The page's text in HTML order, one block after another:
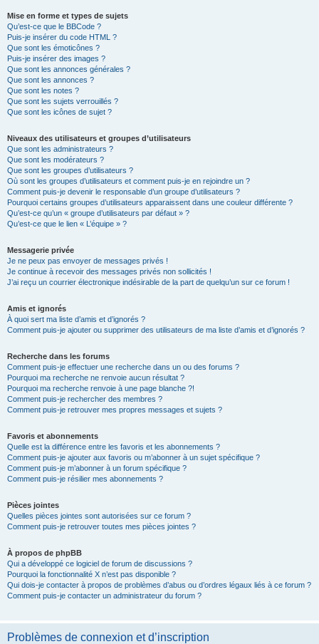
Mise en forme et types de sujets
Qu’est-ce que le BBCode ?
Puis-je insérer du code HTML ?
Que sont les émoticônes ?
Puis-je insérer des images ?
Que sont les annonces générales ?
Que sont les annonces ?
Que sont les notes ?
Que sont les sujets verrouillés ?
Que sont les icônes de sujet ?
Niveaux des utilisateurs et groupes d’utilisateurs
Que sont les administrateurs ?
Que sont les modérateurs ?
Que sont les groupes d’utilisateurs ?
Où sont les groupes d’utilisateurs et comment puis-je en rejoindre un ?
Comment puis-je devenir le responsable d’un groupe d’utilisateurs ?
Pourquoi certains groupes d’utilisateurs apparaissent dans une couleur différente ?
Qu’est-ce qu’un « groupe d’utilisateurs par défaut » ?
Qu’est-ce que le lien « L’équipe » ?
Messagerie privée
Je ne peux pas envoyer de messages privés !
Je continue à recevoir des messages privés non sollicités !
J’ai reçu un courrier électronique indésirable de la part de quelqu’un sur ce forum !
Amis et ignorés
À quoi sert ma liste d’amis et d’ignorés ?
Comment puis-je ajouter ou supprimer des utilisateurs de ma liste d’amis et d’ignorés ?
Recherche dans les forums
Comment puis-je effectuer une recherche dans un ou des forums ?
Pourquoi ma recherche ne renvoie aucun résultat ?
Pourquoi ma recherche renvoie à une page blanche ?!
Comment puis-je rechercher des membres ?
Comment puis-je retrouver mes propres messages et sujets ?
Favoris et abonnements
Quelle est la différence entre les favoris et les abonnements ?
Comment puis-je ajouter aux favoris ou m’abonner à un sujet spécifique ?
Comment puis-je m’abonner à un forum spécifique ?
Comment puis-je résilier mes abonnements ?
Pièces jointes
Quelles pièces jointes sont autorisées sur ce forum ?
Comment puis-je retrouver toutes mes pièces jointes ?
À propos de phpBB
Qui a développé ce logiciel de forum de discussions ?
Pourquoi la fonctionnalité X n’est pas disponible ?
Qui dois-je contacter à propos de problèmes d’abus ou d’ordres légaux liés à ce forum ?
Comment puis-je contacter un administrateur du forum ?
Problèmes de connexion et d’inscription